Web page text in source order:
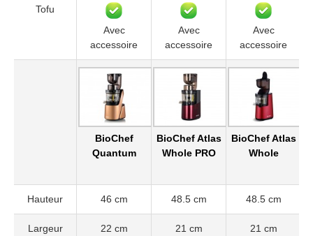
Tofu
Avec
accessoire
Avec
accessoire
Avec
accessoire
BioChef
Quantum
BioChef Atlas
Whole PRO
BioChef Atlas
Whole
Hauteur 46 cm 48.5 cm 48.5 cm
Largeur 22 cm 21 cm 21 cm